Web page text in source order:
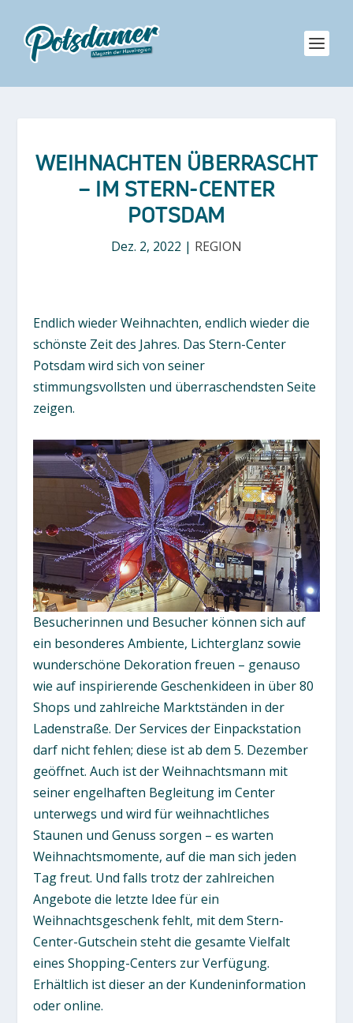
WEIHNACHTEN ÜBERRASCHT
– IM STERN-CENTER
POTSDAM
Dez. 2, 2022 | REGION
Endlich wieder Weihnachten, endlich wieder die
schönste Zeit des Jahres. Das Stern-Center
Potsdam wird sich von seiner
stimmungsvollsten und überraschendsten Seite
zeigen.
Besucherinnen und Besucher können sich auf
ein besonderes Ambiente, Lichterglanz sowie
wunderschöne Dekoration freuen – genauso
wie auf inspirierende Geschenkideen in über 80
Shops und zahlreiche Marktständen in der
Ladenstraße. Der Services der Einpackstation
darf nicht fehlen; diese ist ab dem 5. Dezember
geöffnet. Auch ist der Weihnachtsmann mit
seiner engelhaften Begleitung im Center
unterwegs und wird für weihnachtliches
Staunen und Genuss sorgen – es warten
Weihnachtsmomente, auf die man sich jeden
Tag freut. Und falls trotz der zahlreichen
Angebote die letzte Idee für ein
Weihnachtsgeschenk fehlt, mit dem Stern-
Center-Gutschein steht die gesamte Vielfalt
eines Shopping-Centers zur Verfügung.
Erhältlich ist dieser an der Kundeninformation
oder online.